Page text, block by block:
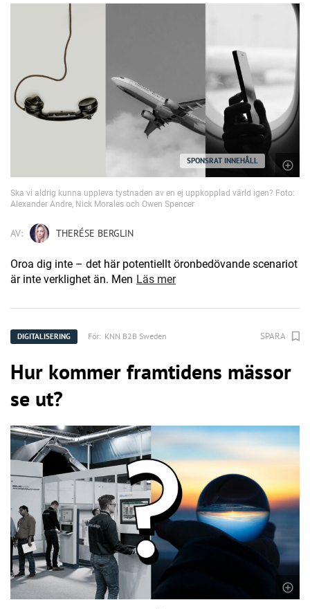
SPONSRAT INNEHÅLL
Ska vi aldrig kunna uppleva tystnaden av en ej uppkopplad värld igen? Foto:
Alexander Andre, Nick Morales och Owen Spencer
AV: THERÉSE BERGLIN
Oroa dig inte – det här potentiellt öronbedövande scenariot
är inte verklighet än. Men Läs mer
DIGITALISERING För: KNN B2B Sweden SPARA
Hur kommer framtidens mässor
se ut?